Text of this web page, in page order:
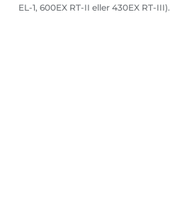
EL-1, 600EX RT-II eller 430EX RT-III).